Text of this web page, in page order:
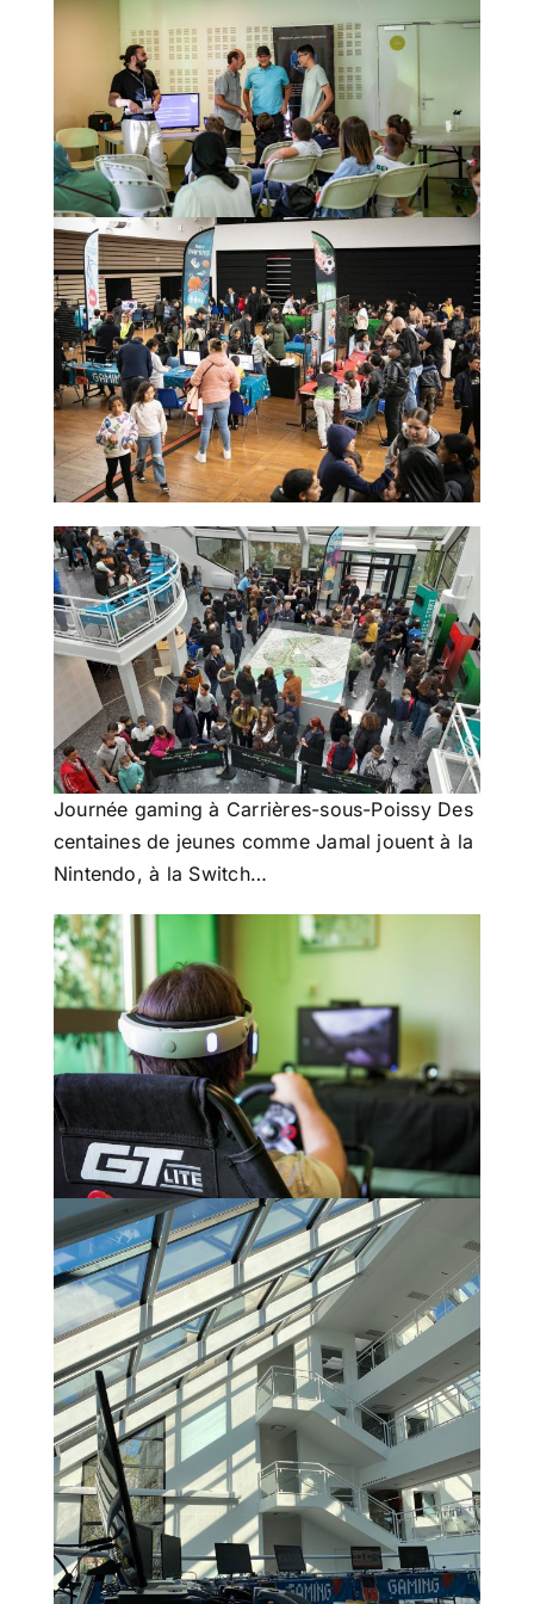
linkedin
facebook
twitch
Journée gaming à Carrières-sous-Poissy Des
centaines de jeunes comme Jamal jouent à la
Nintendo, à la Switch…